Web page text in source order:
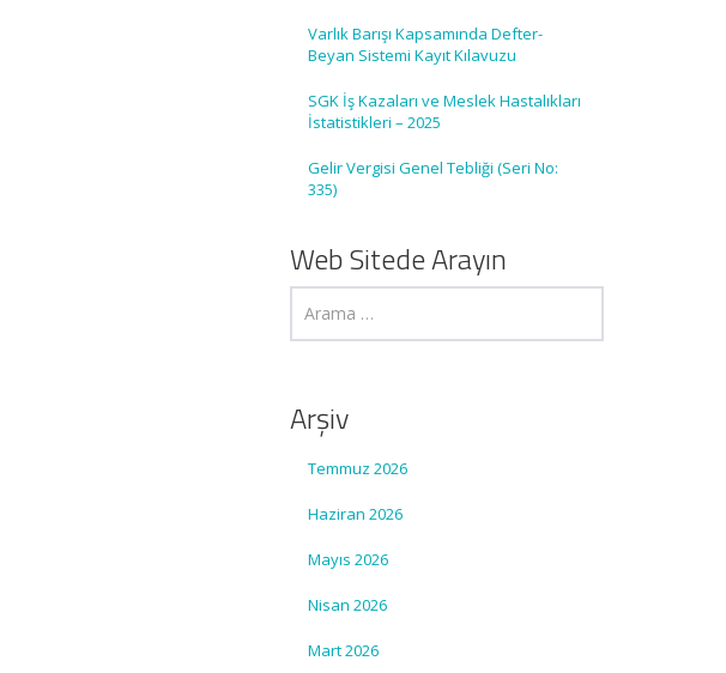
Varlık Barışı Kapsamında Defter-
Beyan Sistemi Kayıt Kılavuzu
SGK İş Kazaları ve Meslek Hastalıkları
İstatistikleri – 2025
Gelir Vergisi Genel Tebliği (Seri No:
335)
Web Sitede Arayın
Arşiv
Temmuz 2026
Haziran 2026
Mayıs 2026
Nisan 2026
Mart 2026